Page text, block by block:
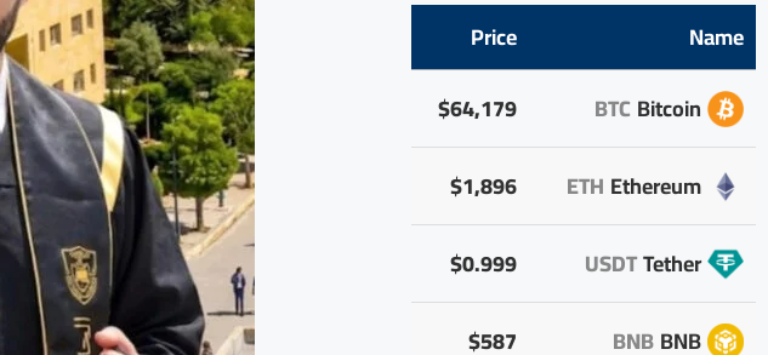
Name
Price
Bitcoin
BTC
$64,179
Ethereum
ETH
$1,896
Tether
USDT
$0.999
BNB
BNB
$587